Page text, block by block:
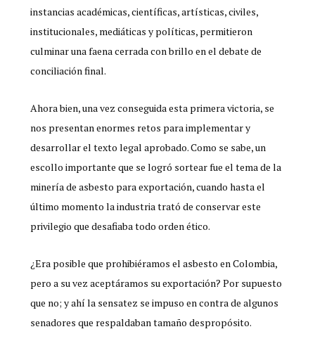
instancias académicas, científicas, artísticas, civiles,
institucionales, mediáticas y políticas, permitieron
culminar una faena cerrada con brillo en el debate de
conciliación final.
Ahora bien, una vez conseguida esta primera victoria, se
nos presentan enormes retos para implementar y
desarrollar el texto legal aprobado. Como se sabe, un
escollo importante que se logró sortear fue el tema de la
minería de asbesto para exportación, cuando hasta el
último momento la industria trató de conservar este
privilegio que desafiaba todo orden ético.
¿Era posible que prohibiéramos el asbesto en Colombia,
pero a su vez aceptáramos su exportación? Por supuesto
que no; y ahí la sensatez se impuso en contra de algunos
senadores que respaldaban tamaño despropósito.